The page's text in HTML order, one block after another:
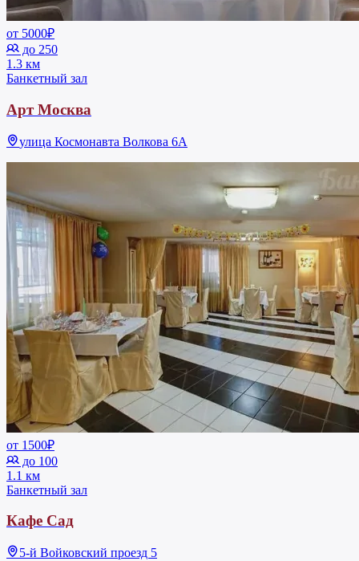
от 5000₽
до 250
1.3 км
Банкетный зал
Арт Москва
улица Космонавта Волкова 6А
от 1500₽
до 100
1.1 км
Банкетный зал
Кафе Сад
5-й Войковский проезд 5